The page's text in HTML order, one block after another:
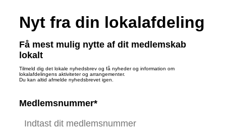
Nyt fra din lokalafdeling
Få mest mulig nytte af dit medlemskab
lokalt
Tilmeld dig det lokale nyhedsbrev og få nyheder og information om
lokalafdelingens aktiviteter og arrangementer.
Du kan altid afmelde nyhedsbrevet igen.
Medlemsnummer*